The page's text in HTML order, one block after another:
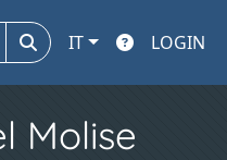
IT LOGIN
Molise